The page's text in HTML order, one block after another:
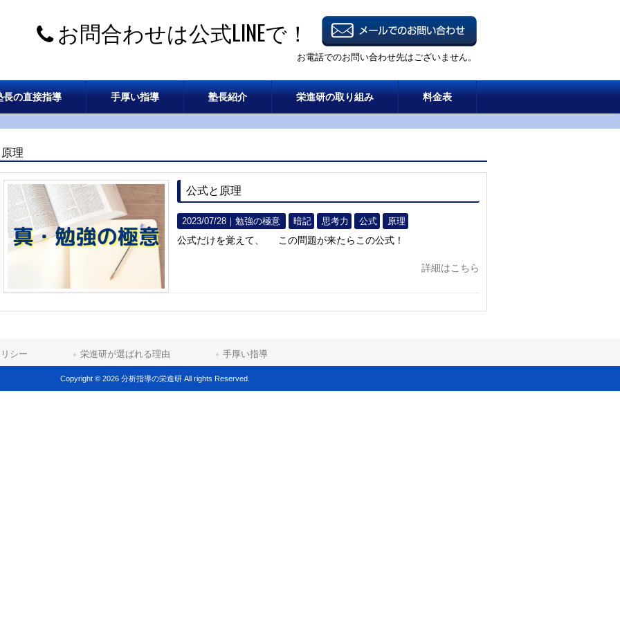
お問合わせは公式LINEで！
お電話でのお問い合わせ先はございません。
長の直接指導 手厚い指導 塾長紹介 栄進研の取り組み 料金表
原理
公式と原理
2023/07/28｜勉強の極意 暗記 思考力 公式 原理
公式だけを覚えて、 この問題が来たらこの公式！
詳細はこちら
シー 栄進研が選ばれる理由 手厚い指導
Copyright © 2026 分析指導の栄進研 All rights Reserved.